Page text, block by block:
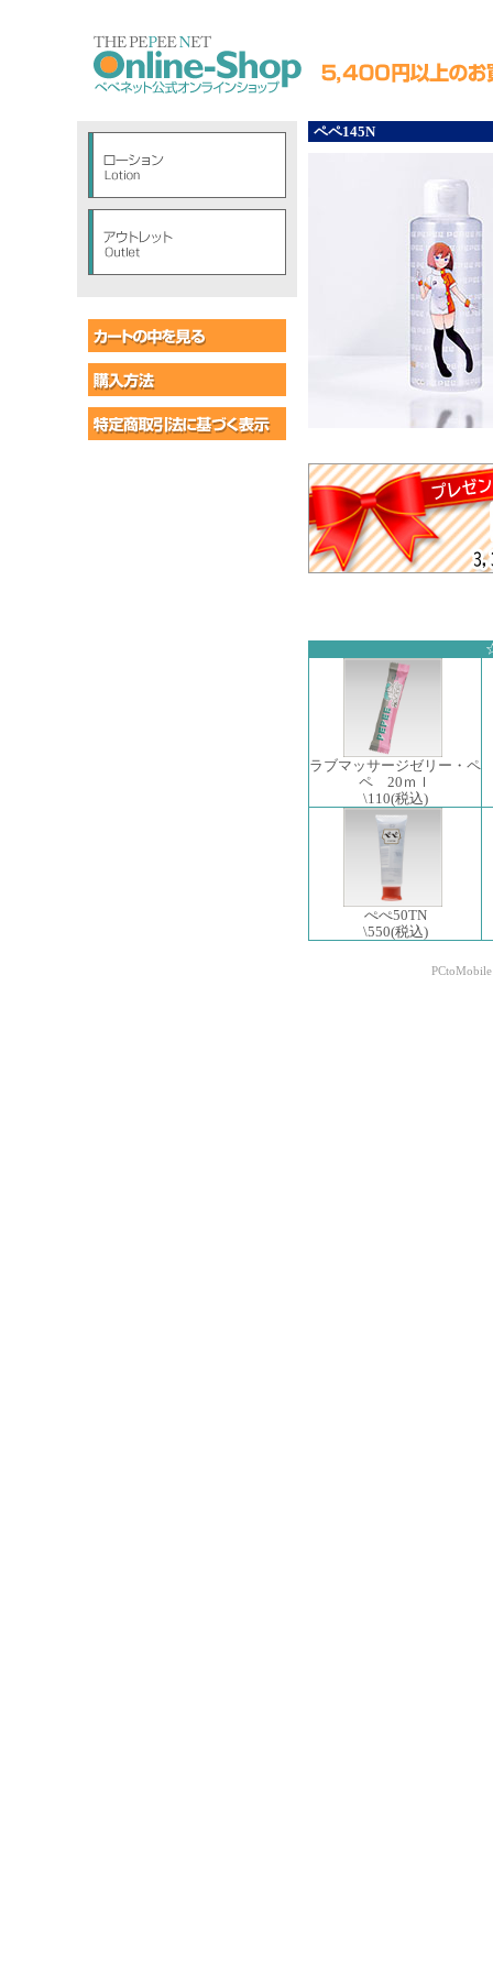
ペペ145N
ラブマッサージゼリー・ペ
ペ 20ｍｌ
\110(税込)
ぺぺ50TN
\550(税込)